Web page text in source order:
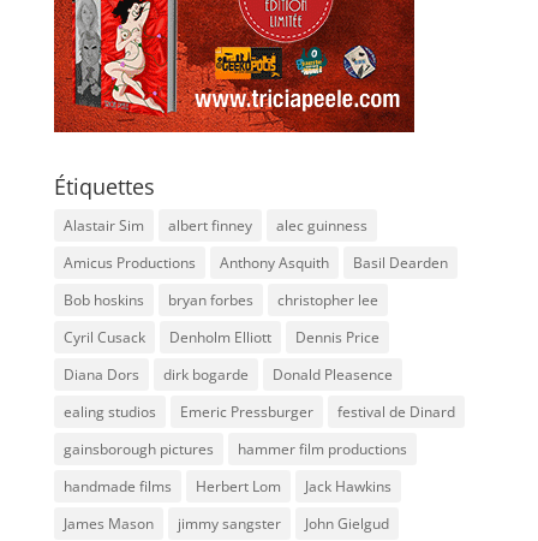
Étiquettes
Alastair Sim albert finney
alec guinness
Amicus Productions
Anthony Asquith
Basil Dearden
Bob hoskins
bryan forbes
christopher lee
Cyril Cusack
Denholm Elliott
Dennis Price
Diana Dors
dirk bogarde
Donald Pleasence
ealing studios
Emeric Pressburger
festival de Dinard
gainsborough pictures
hammer film productions
handmade films
Herbert Lom
Jack Hawkins
James Mason
jimmy sangster
John Gielgud